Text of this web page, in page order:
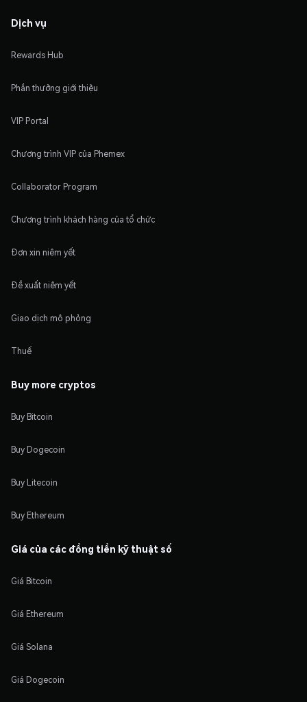
Dịch vụ
Rewards Hub
Phần thưởng giới thiệu
VIP Portal
Chương trình VIP của Phemex
Collaborator Program
Chương trình khách hàng của tổ chức
Đơn xin niêm yết
Đề xuất niêm yết
Giao dịch mô phỏng
Thuế
Buy more cryptos
Buy Bitcoin
Buy Dogecoin
Buy Litecoin
Buy Ethereum
Giá của các đồng tiền kỹ thuật số
Giá Bitcoin
Giá Ethereum
Giá Solana
Giá Dogecoin